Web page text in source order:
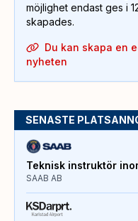
möjlighet endast ges i
skapades.
Du kan skapa en
nyheten
SENASTE
Teknisk instruktör
SAAB AB